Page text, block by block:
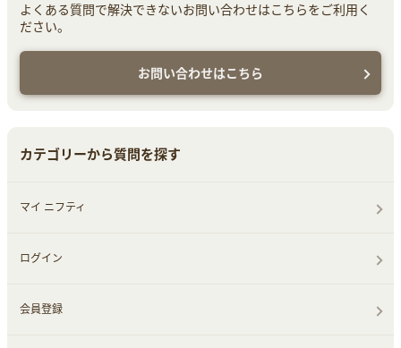
よくある質問で解決できないお問い合わせはこちらをご利用く
ださい。
お問い合わせはこちら
カテゴリーから質問を探す
マイ ニフティ
ログイン
会員登録